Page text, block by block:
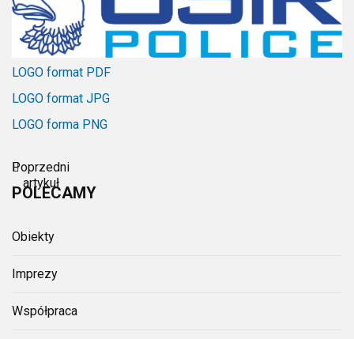
LOGO format PDF
LOGO format JPG
LOGO forma PNG
Poprzedni
artykuł
POLECAMY
Obiekty
Imprezy
Współpraca